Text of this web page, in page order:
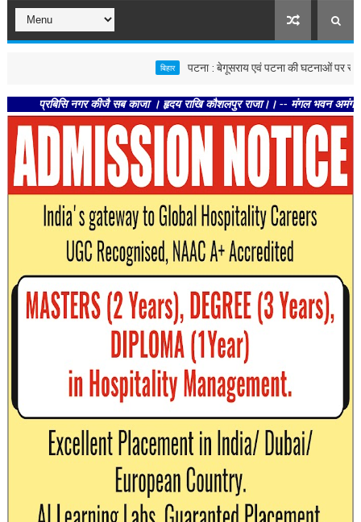
पटना : बेगूसराय एवं पटना की घटनाओं पर स्वास्थ्य
नगर कीजै सब काजा । हृदय राखि कौशलपुर राजा।। -- मंगल भवन अमंगल हारी।